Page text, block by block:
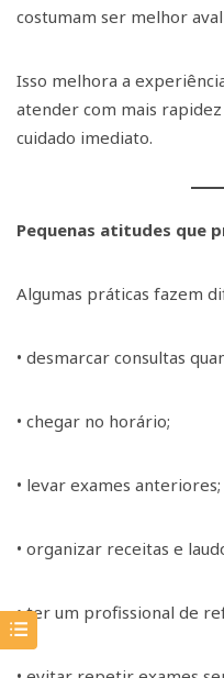
costumam ser melhor
Isso melhora a
atender com mais
cuidado imediato.
Pequenas atitudes que
Algumas práticas fazem
• desmarcar consultas
• chegar no horário;
• levar exames anteriores;
• organizar receitas e
• ter um profissional de